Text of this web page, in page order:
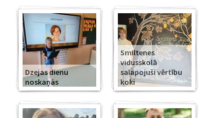
Dzejas dienu
noskaņās
Smiltenes
vidusskolā
salapojuši vērtību
koki